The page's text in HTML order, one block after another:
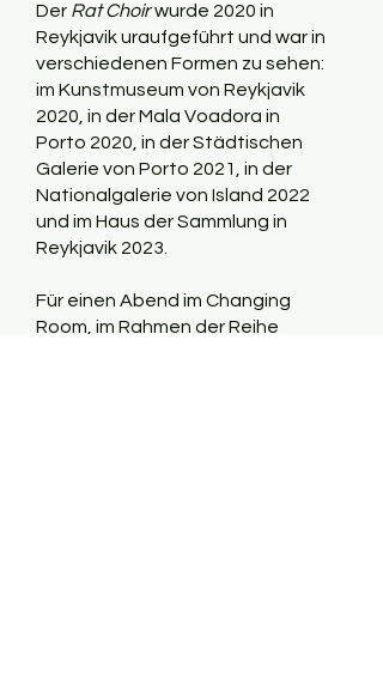
Der Rat Choirwurde 2020 in
Reykjavik uraufgeführt und war in
verschiedenen Formen zu sehen:
im Kunstmuseum von Reykjavik
2020, in der Mala Voadora in
Porto 2020, in der Städtischen
Galerie von Porto 2021, in der
Nationalgalerie von Island 2022
und im Haus der Sammlung in
Reykjavik 2023.
Für einen Abend im Changing
Room, im Rahmen der Reihe